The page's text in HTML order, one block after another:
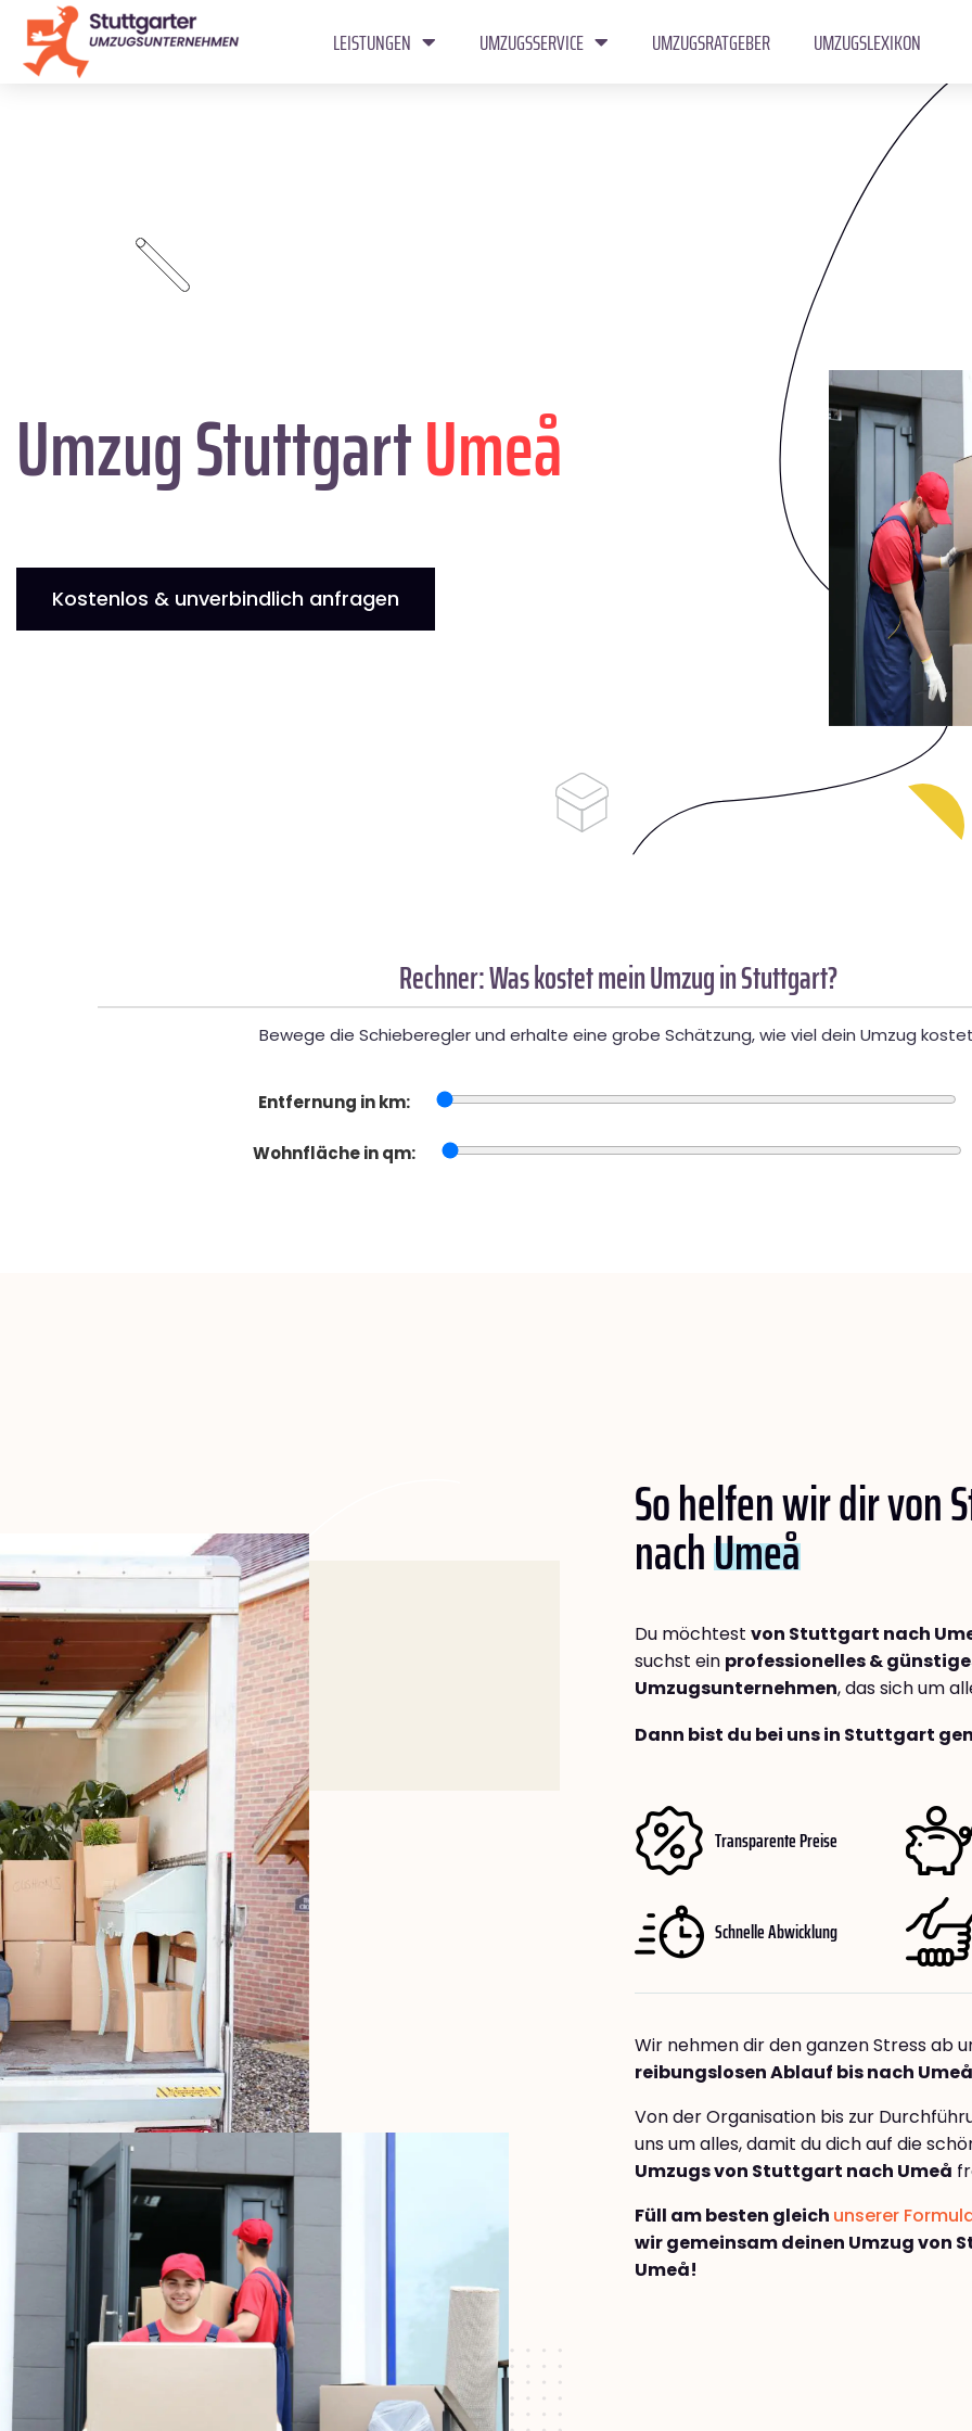
LEISTUNGEN UMZUGSSERVICE UMZUGSRATGEBER UMZUGSLEXIKON
Umzug StuttgartUmeå
Kostenlos & unverbindlich anfragen
Rechner: Was kostet mein Umzug in Stuttgart?
Bewege die Schieberegler und erhalte eine grobe Schätzung, wie viel dein Umzug
Entfernung in km:
Wohnfläche in qm:
So helfen wir dir von
nachUmeå
Du möchtest von Stuttgart nach
suchst ein professionelles &
Umzugsunternehmen, das sich um
Dann bist du bei uns in Stuttgart
Transparente Preise
Schnelle Abwicklung
Wir nehmen dir den ganzen Stress ab
reibungslosen Ablauf bis nach Umeå
Von der Organisation bis zur
uns um alles, damit du dich auf die
Umzugs von Stuttgart nach Umeå
Füll am besten gleich unserer
wir gemeinsam deinen Umzug von
Umeå!